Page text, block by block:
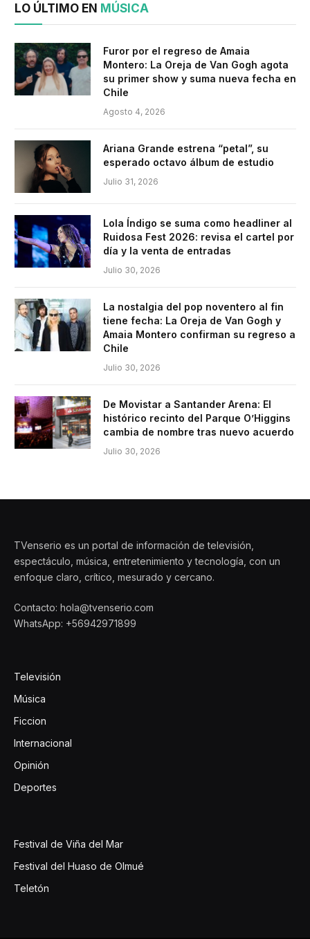
LO ÚLTIMO EN MÚSICA
Furor por el regreso de Amaia
Montero: La Oreja de Van Gogh agota
su primer show y suma nueva fecha en
Chile
Agosto 4, 2026
Ariana Grande estrena “petal”, su
esperado octavo álbum de estudio
Julio 31, 2026
Lola Índigo se suma como headliner al
Ruidosa Fest 2026: revisa el cartel por
día y la venta de entradas
Julio 30, 2026
La nostalgia del pop noventero al fin
tiene fecha: La Oreja de Van Gogh y
Amaia Montero confirman su regreso a
Chile
Julio 30, 2026
De Movistar a Santander Arena: El
histórico recinto del Parque O’Higgins
cambia de nombre tras nuevo acuerdo
Julio 30, 2026
TVenserio es un portal de información de televisión,
espectáculo, música, entretenimiento y tecnología, con un
enfoque claro, crítico, mesurado y cercano.
Contacto: hola@tvenserio.com
WhatsApp: +56942971899
Televisión
Música
Ficcion
Internacional
Opinión
Deportes
Festival de Viña del Mar
Festival del Huaso de Olmué
Teletón